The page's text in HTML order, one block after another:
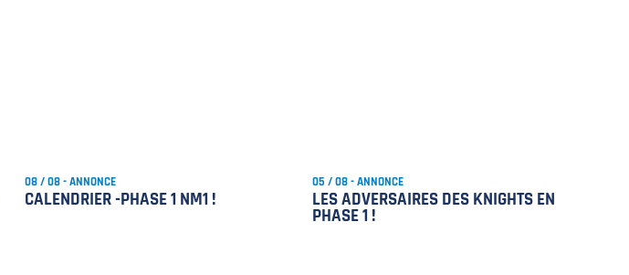
08 / 08 - ANNONCE
CALENDRIER -PHASE 1 NM1 !
05 / 08 - ANNONCE
LES ADVERSAIRES DES KNIGHTS EN
PHASE 1 !